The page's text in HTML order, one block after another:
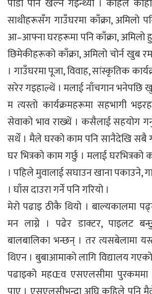
साथीहरूसँग गाउँघरमा काँक्रा, अमिलो
आ–आफ्ना घरहरूमा पनि काँक्रा, अमिलो
छिमेकीहरूको काँक्रा, अमिलो चोर्न खुब
। गाउँघरमा पूजा, विवाह, सांस्कृतिक
सरेर गइहाल्थें । मलाई नाँचगान भनेपछि
म त्यस्तो कार्यक्रमहरूमा सहभागी
सेवाको भाव राख्थें । कसैलाई सहयोग
सर्थें । मैले घरको काम पनि सानैदेखि सबै
घर भित्रको काम गर्छु । मलाई
। पहिले मुवालाई सघाउन खाना पकाउने,
। घाँस दाउरा गर्ने पनि गरियो ।
मेरो पढाइ ठीकै थियो । बाल्यकालमा
मन लाग्ने । पढेर डाक्टर, पाइलट
बालबालिका भन्छन् । तर त्यसबेलामा
थिएन । बुबाआमाको लागि विद्यालय
पढाइको महŒव एसएलसीमा पुरकममा